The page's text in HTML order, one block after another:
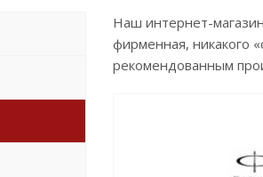
Наш интернет-
фирменная, никакого
рекомендованным